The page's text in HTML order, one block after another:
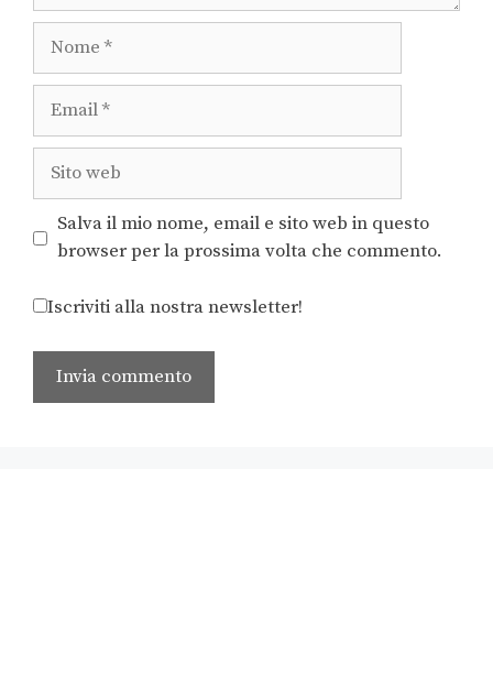
Salva il mio nome, email e sito web in questo
browser per la prossima volta che commento.
Iscriviti alla nostra newsletter!